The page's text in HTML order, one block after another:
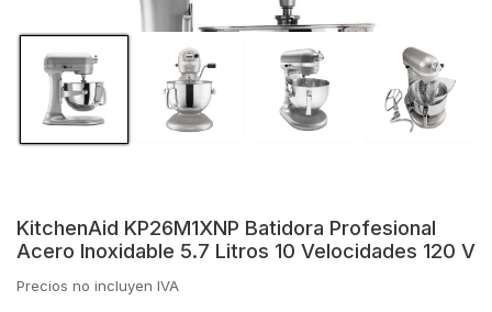
KitchenAid KP26M1XNP Batidora Profesional
Acero Inoxidable 5.7 Litros 10 Velocidades 120 V
Precios no incluyen IVA